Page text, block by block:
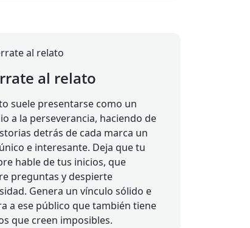
al relato
suele presentarse como un
a la perseverancia, haciendo de
detrás de cada marca un
e interesante. Deja que tu
hable de tus inicios, que
preguntas y despierte
Genera un vínculo sólido e
a ese público que también tiene
que creen imposibles.